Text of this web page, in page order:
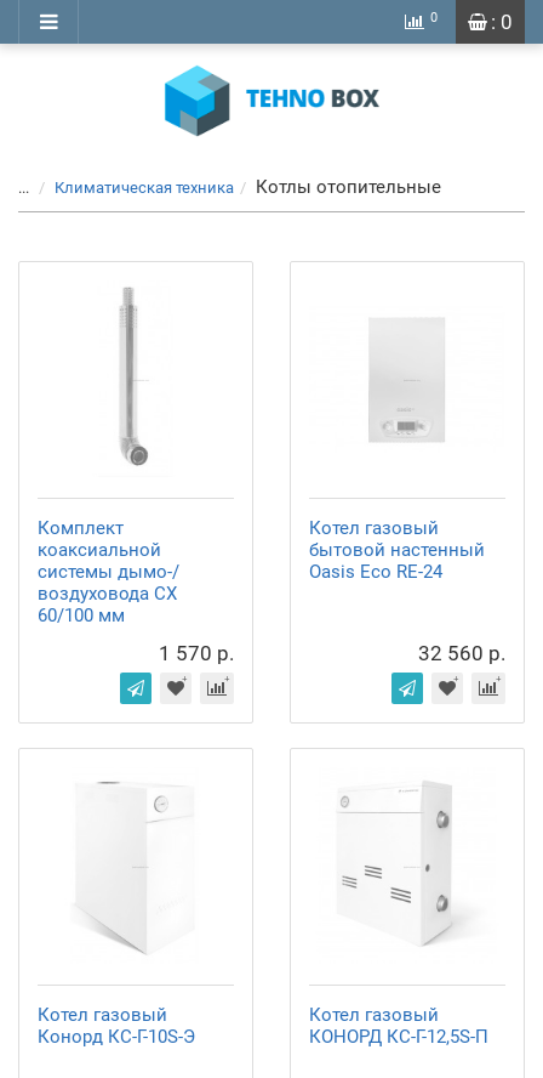
: 0
0
... Климатическая техника Котлы отопительные
Комплект
коаксиальной
системы дымо-/
воздуховода СХ
60/100 мм
1 570 р.
Котел газовый
бытовой настенный
Oasis Eco RE-24
32 560 р.
Котел газовый
Конорд КС-Г-10S-Э
Котел газовый
КОНОРД КС-Г-12,5S-П